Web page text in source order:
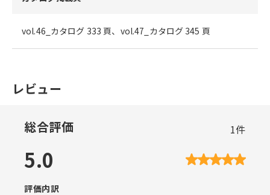
vol.46_カタログ 333 頁、vol.47_カタログ 345 頁
レビュー
総合評価 1件
5.0
評価内訳